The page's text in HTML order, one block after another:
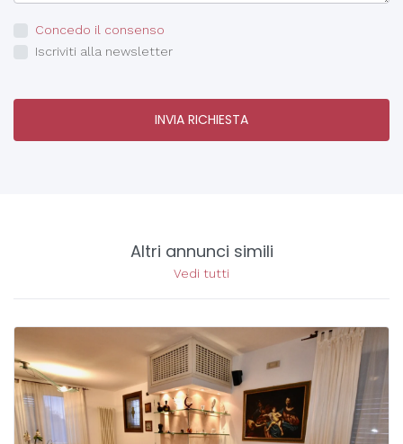
Concedo il consenso
Iscriviti alla newsletter
INVIA RICHIESTA
Altri annunci simili
Vedi tutti